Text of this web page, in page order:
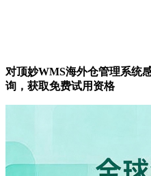
对顶妙WMS海外仓管理系统
询，获取免费试用资格